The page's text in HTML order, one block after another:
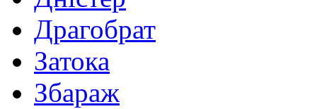
Драгобрат
Затока
Збараж